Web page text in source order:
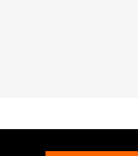
varier en fonction du garde-moteur.